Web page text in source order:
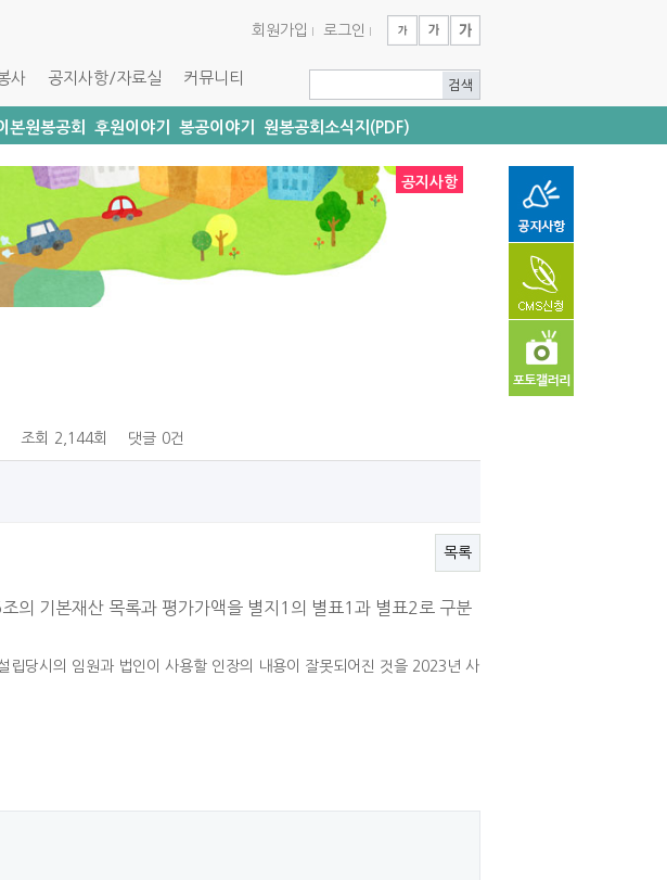
회원가입 로그인
사 공지사항/자료실 커뮤니티
본원봉공회 후원이야기 봉공이야기 원봉공회소식지(PDF)
공지사항
조회 2,144회 댓글 0건
목록
의 기본재산 목록과 평가가액을 별지1의 별표1과 별표2로 구분
당시의 임원과 법인이 사용할 인장의 내용이 잘못되어진 것을 2023년 사